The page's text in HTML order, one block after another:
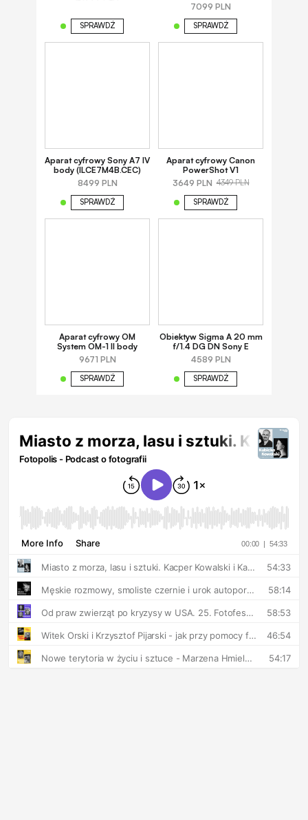
SPRAWDŹ
7099 PLN
SPRAWDŹ
Aparat cyfrowy Sony A7 IV
body (ILCE7M4B.CEC)
8499 PLN
SPRAWDŹ
Aparat cyfrowy Canon
PowerShot V1
3649 PLN 4349 PLN
SPRAWDŹ
Aparat cyfrowy OM
System OM-1 II body
9671 PLN
SPRAWDŹ
Obiektyw Sigma A 20 mm
f/1.4 DG DN Sony E
4589 PLN
SPRAWDŹ